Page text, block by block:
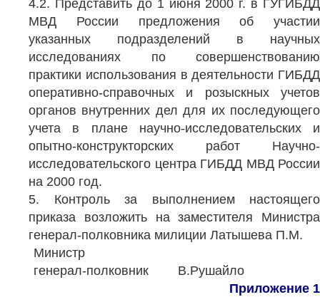
4.2. Представить до 1 июня 2000 г. в ГУГИБДД
МВД России предложения об участии
указанных подразделений в научных
исследованиях по совершенствованию
практики использования в деятельности ГИБДД
оперативно-справочных и розыскных учетов
органов внутренних дел для их последующего
учета в плане научно-исследовательских и
опытно-конструкторских работ Научно-
исследовательского центра ГИБДД МВД России
на 2000 год.
5. Контроль за выполнением настоящего
приказа возложить на заместителя Министра
генерал-полковника милиции Латышева П.М.
Министр
генерал-полковник
В.Рушайло
Приложение 1